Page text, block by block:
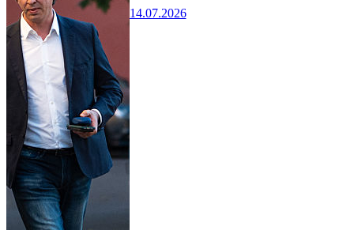
14.07.2026